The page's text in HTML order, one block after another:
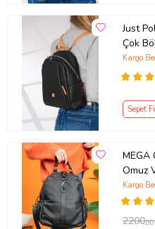
Just
Çok
(Siyah
Kargo
Sepet
MEGA
Omuz
Kargo
2200,00